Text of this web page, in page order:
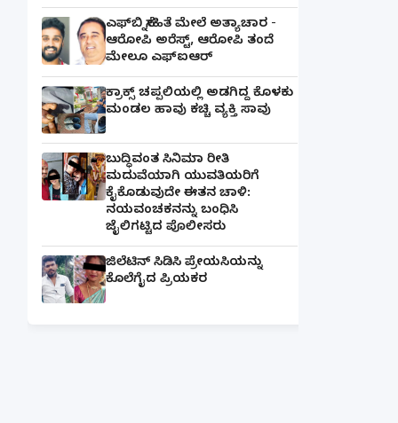
ಎಫ್‌ಬಿ ಸ್ನೇಹಿತೆ ಮೇಲೆ ಅತ್ಯಾಚಾರ -
ಆರೋಪಿ ಅರೆಸ್ಟ್, ಆರೋಪಿ ತಂದೆ
ಮೇಲೂ ಎಫ್ಐಆರ್
ಕ್ರಾಕ್ಸ್ ಚಪ್ಪಲಿಯಲ್ಲಿ ಅಡಗಿದ್ದ ಕೊಳಕು
ಮಂಡಲ ಹಾವು ಕಚ್ಚಿ ವ್ಯಕ್ತಿ ಸಾವು
ಬುದ್ಧಿವಂತ ಸಿನಿಮಾ ರೀತಿ
ಮದುವೆಯಾಗಿ ಯುವತಿಯರಿಗೆ
ಕೈಕೊಡುವುದೇ ಈತನ ಚಾಳಿ:
ನಯವಂಚಕನನ್ನು ಬಂಧಿಸಿ
ಜೈಲಿಗಟ್ಟಿದ ಪೊಲೀಸರು
ಜಿಲೆಟಿನ್ ಸಿಡಿಸಿ ಪ್ರೇಯಸಿಯನ್ನು
ಕೊಲೆಗೈದ ಪ್ರಿಯಕರ